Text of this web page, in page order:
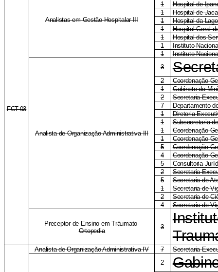
FCT-03
Analistas em Gestão Hospitalar III
1
Hospital de
1
Hospital de
1
Hospital da
1
Hospital-Geral
1
Hospital dos
1
Instituto
1
Instituto
Analista de Organização Administrativa III
3
2
Coordenação-
1
Gabinete do
2
Secretaria
7
Departamento
1
Diretoria-
1
Subsecretaria
1
Coordenação-
1
Coordenação-
5
Coordenação-
4
Coordenação-
5
Consultoria
2
Secretaria-
5
Secretaria de
1
Secretaria de
2
Secretaria de
4
Secretaria de
Preceptor de Ensino em Tráumato-
Ortopedia
3
Analista de Organização Administrativa IV 7 Secretaria
2